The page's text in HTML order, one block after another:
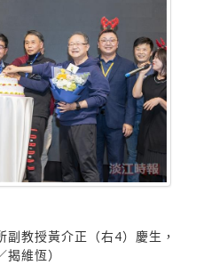
教授黃介正（右4）慶生，
維恆）